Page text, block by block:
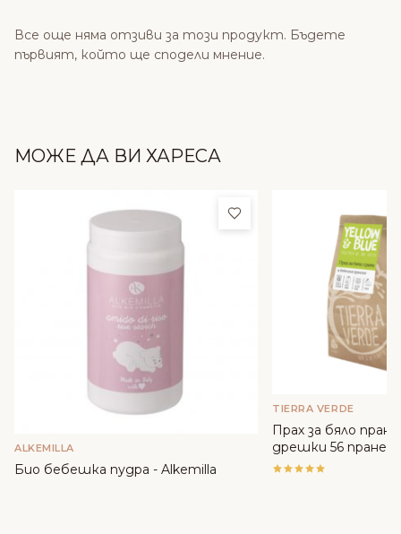
Все още няма отзиви за този продукт. Бъдете
първият, който ще сподели мнение.
МОЖЕ ДА ВИ ХАРЕСА
Добави в любими
ALKEMILLA
Био бебешка пудра - Alkemilla
TIERRA VERDE
Прах за бяло
дрешки 56